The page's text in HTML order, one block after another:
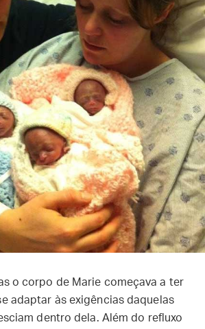
o corpo de Marie começava a ter
adaptar às exigências daquelas
dentro dela. Além do refluxo